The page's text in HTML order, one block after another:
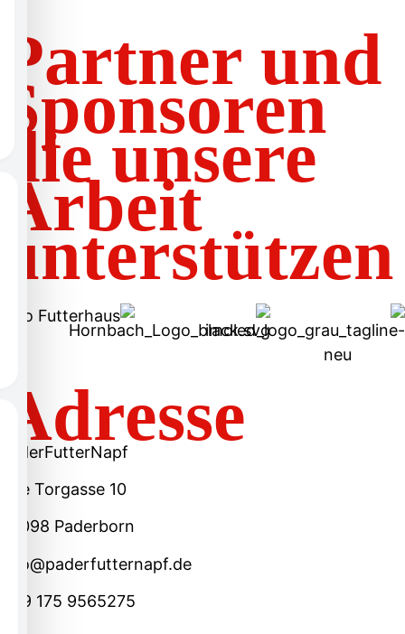
Partner und
Sponsoren
die unsere
Arbeit
unterstützen
Adresse
PaderFutterNapf
Alte Torgasse 10
33098 Paderborn
info@paderfutternapf.de
+49 175 9565275